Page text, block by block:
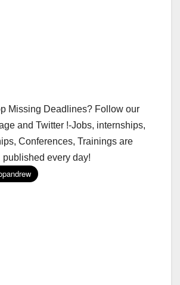
Missing Deadlines? Follow our
and Twitter !-Jobs, internships,
Conferences, Trainings are
published every day!